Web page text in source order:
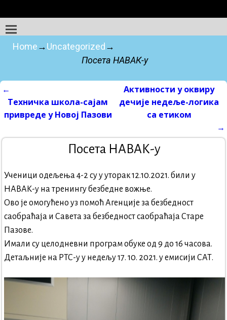
Home→Uncategorized →
Посета НАВАК-у
Post navigation
←
Техничка школа-сајам
привреде у Новој Пазови
Активности у оквиру
дечије недеље-логика
са етиком
→
Посета НАВАК-у
Ученици одељења 4-2 су у уторак 12.10.2021. били у
НАВАК-у на тренингу безбедне вожње.
Ово је омогућено уз помоћ Агенције за безбедност
саобраћаја и Савета за безбедност саобраћаја Старе
Пазове.
Имали су целодневни програм обуке од 9 до 16 часова.
Детаљније на РТС-у у недељу 17. 10. 2021. у емисији САТ.